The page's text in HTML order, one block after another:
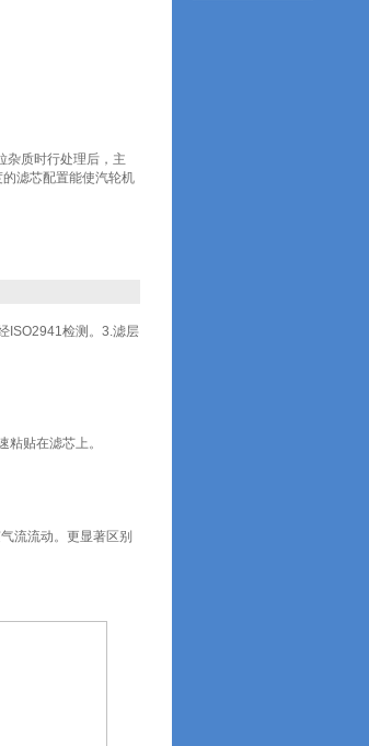
杂质时行处理后，主
滤芯配置能使汽轮机
ISO2941检测。3.滤层
贴在滤芯上。
流流动。更显著区别